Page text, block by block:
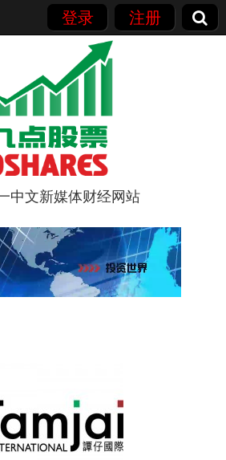
登录 注册
中文新媒体财经网站